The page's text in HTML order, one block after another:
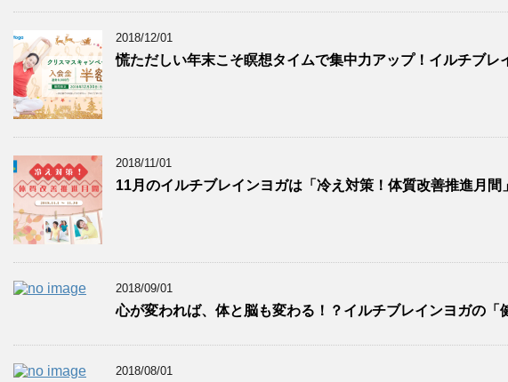
2018/12/01
慌ただしい年末こそ瞑想タイムで集中力アップ！イルチブ
2018/11/01
11月のイルチブレインヨガは「冷え対策！体質改善推進月間
2018/09/01
心が変われば、体と脳も変わる！？イルチブレインヨガの
2018/08/01